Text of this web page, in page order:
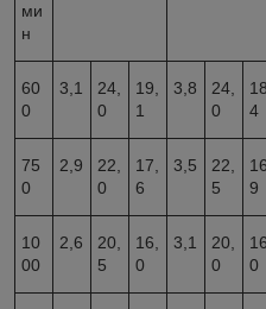
ми
н
60
0
3,1
24,
0
19,
1
3,8
24,
0
18,
4
75
0
2,9
22,
0
17,
6
3,5
22,
5
16,
9
10
00
2,6
20,
5
16,
0
3,1
20,
0
16,
0